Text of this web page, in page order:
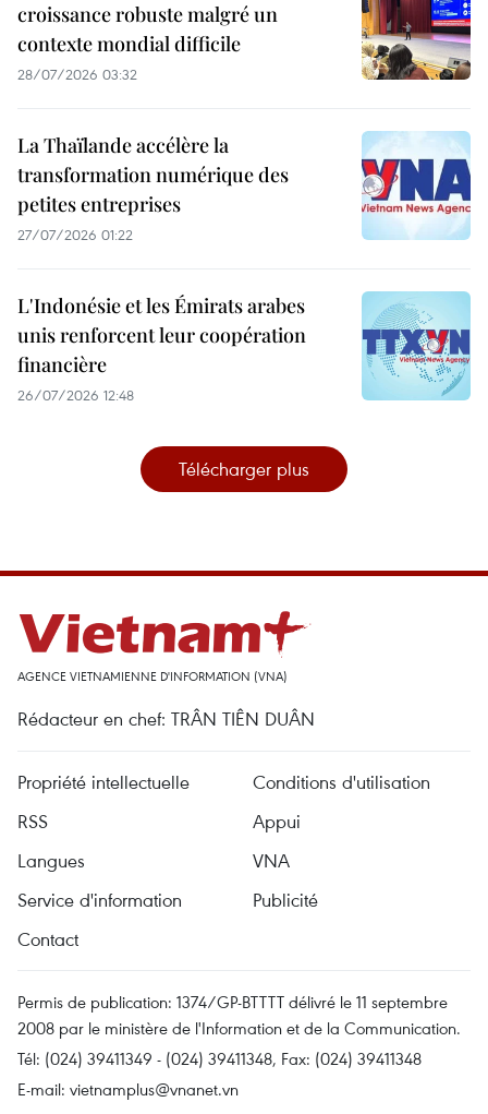
croissance robuste malgré un
contexte mondial difficile
28/07/2026 03:32
La Thaïlande accélère la
transformation numérique des
petites entreprises
27/07/2026 01:22
L'Indonésie et les Émirats arabes
unis renforcent leur coopération
financière
26/07/2026 12:48
Télécharger plus
AGENCE VIETNAMIENNE D'INFORMATION (VNA)
Rédacteur en chef: TRÂN TIÊN DUÂN
Propriété intellectuelle
Conditions d'utilisation
RSS
Appui
Langues
VNA
Service d'information
Publicité
Contact
Permis de publication: 1374/GP-BTTTT délivré le 11 septembre
2008 par le ministère de l'Information et de la Communication.
Tél: (024) 39411349 - (024) 39411348, Fax: (024) 39411348
E-mail: vietnamplus@vnanet.vn